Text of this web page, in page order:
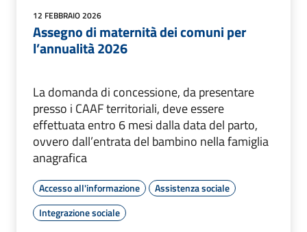
12 FEBBRAIO 2026
Assegno di maternità dei comuni per
l’annualità 2026
La domanda di concessione, da presentare
presso i CAAF territoriali, deve essere
effettuata entro 6 mesi dalla data del parto,
ovvero dall’entrata del bambino nella famiglia
anagrafica
Accesso all'informazione
Assistenza sociale
Integrazione sociale